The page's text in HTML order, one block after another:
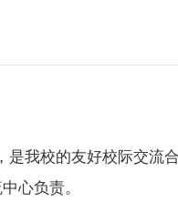
， 是我校的友好校际交流
心负责。